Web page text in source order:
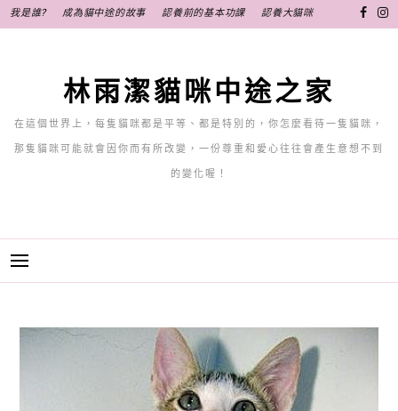
至
我是誰? 成為貓中途的故事 認養前的基本功課 認養大貓咪
林雨潔貓咪中途之家
在這個世界上，每隻貓咪都是平等、都是特別的，你怎麼看待一隻貓咪，
那隻貓咪可能就會因你而有所改變，一份尊重和愛心往往會產生意想不到
的變化喔！